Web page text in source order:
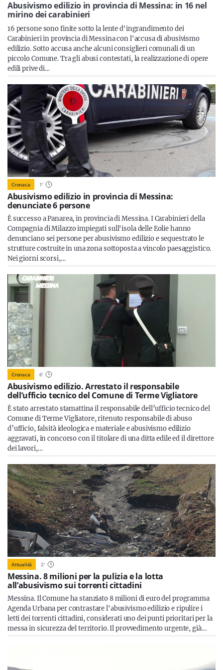
Servizi
Resta sempre aggiornato con le ultime news, iscriviti alla
nostra newsletter
Iscriviti
Abusivismo edilizio in provincia di Messina: in 16 nel
mirino dei carabinieri
16 persone sono finite sotto la lente d'ingrandimento dei
Carabinieri in provincia di Messina con l'accusa di abusivismo
edilizio. Sotto accusa anche alcuni consiglieri comunali di un
piccolo Comune. Tra gli abusi contestati, la realizzazione di opere
edili prive di…
Cronaca 1'
Abusivismo edilizio in provincia di Messina:
denunciate 6 persone
È successo a Panarea, in provincia di Messina. I Carabinieri della
Compagnia di Milazzo impiegati sull'isola delle Eolie hanno
denunciano sei persone per abusivismo edilizio e sequestrato le
strutture costruite in una zona sottoposta a vincolo paesaggistico.
Nei giorni scorsi,…
Cronaca 6'
Abusivismo edilizio. Arrestato il responsabile
dell’ufficio tecnico del Comune di Terme Vigliatore
È stato arrestato stamattina il responsabile dell’ufficio tecnico del
Comune di Terme Vigliatore, ritenuto responsabile di abuso
d’ufficio, falsità ideologica e materiale e abusivismo edilizio
aggravati, in concorso con il titolare di una ditta edile ed il direttore
dei lavori,…
Attualità 2'
Messina. 8 milioni per la pulizia e la lotta
all’abusivismo sui torrenti cittadini
Messina. Il Comune ha stanziato 8 milioni di euro del programma
Agenda Urbana per contrastare l'abusivismo edilizio e ripulire i
letti dei torrenti cittadini, considerati uno dei punti prioritari per la
messa in sicurezza del territorio. Il provvedimento urgente, già…